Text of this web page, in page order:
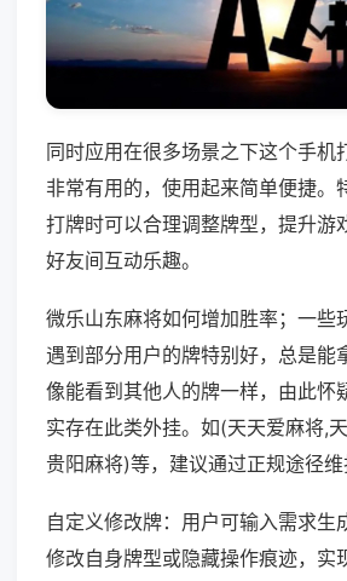
同时应用在很多场景之下这个手机
非常有用的，使用起来简单便捷。
打牌时可以合理调整牌型，提升游
好友间互动乐趣。
微乐山东麻将如何增加胜率；一些
遇到部分用户的牌特别好，总是能
像能看到其他人的牌一样，由此怀
实存在此类外挂。如(天天爱麻将,
贵阳麻将)等，建议通过正规途径维
自定义修改牌：用户可输入需求生
修改自身牌型或隐藏操作痕迹，实